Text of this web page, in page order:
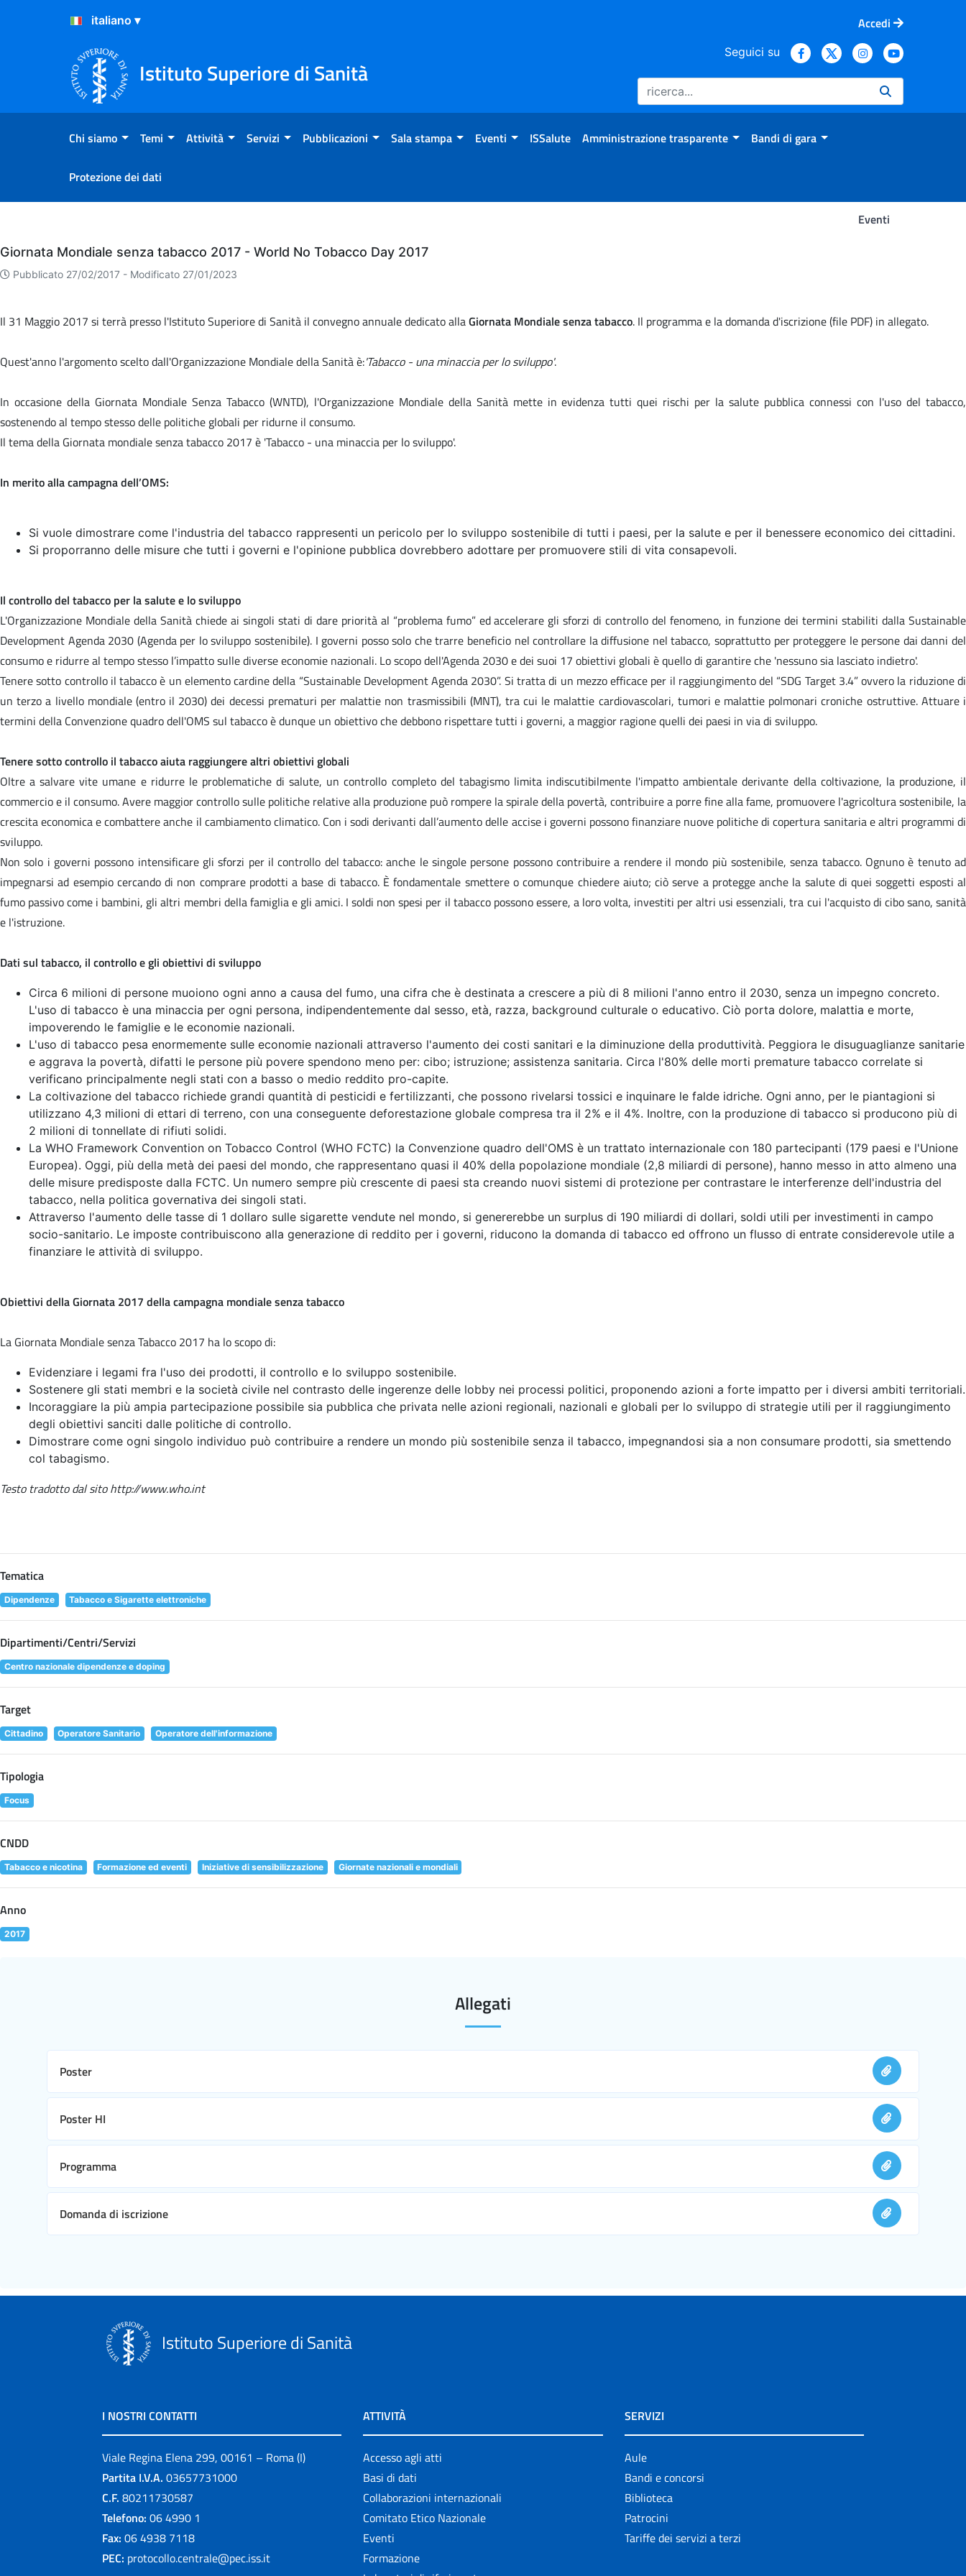
Salta al Contenuto
Salta al Footer
Accedi
Istituto Superiore di Sanità
Seguici su
Chi siamo Temi Attività Servizi Pubblicazioni Sala stampa Eventi ISSalute Amministrazione trasparente Bandi di gara
Protezione dei dati
Eventi
Eventi
Giornata Mondiale senza tabacco 2017 - World No Tobacco Day 2017
Pubblicato 27/02/2017 - Modificato 27/01/2023
Il 31 Maggio 2017 si terrà presso l'Istituto Superiore di Sanità il convegno annuale dedicato allaGiornata Mondiale senza tabacco. Il programma e la domanda d'iscrizione (file PDF) in allegato.
Quest'anno l'argomento scelto dall'Organizzazione Mondiale della Sanità è:'Tabacco - una minaccia per lo sviluppo'.
In occasione della Giornata Mondiale Senza Tabacco (WNTD), l'Organizzazione Mondiale della Sanità mette in evidenza tutti quei rischi per la salute pubblica connessi con l'uso del tabacco,
sostenendo al tempo stesso delle politiche globali per ridurne il consumo.
Il tema della Giornata mondiale senza tabacco 2017 è 'Tabacco - una minaccia per lo sviluppo'.
In merito alla campagna dell’OMS:
Si vuole dimostrare come l'industria del tabacco rappresenti un pericolo per lo sviluppo sostenibile di tutti i paesi, per la salute e per il benessere economico dei cittadini.
Si proporranno delle misure che tutti i governi e l'opinione pubblica dovrebbero adottare per promuovere stili di vita consapevoli.
Il controllo del tabacco per la salute e lo sviluppo
L'Organizzazione Mondiale della Sanità chiede ai singoli stati di dare priorità al “problema fumo” ed accelerare gli sforzi di controllo del fenomeno, in funzione dei termini stabiliti dalla Sustainable
Development Agenda 2030 (Agenda per lo sviluppo sostenibile). I governi posso solo che trarre beneficio nel controllare la diffusione nel tabacco, soprattutto per proteggere le persone dai danni del
consumo e ridurre al tempo stesso l’impatto sulle diverse economie nazionali. Lo scopo dell'Agenda 2030 e dei suoi 17 obiettivi globali è quello di garantire che 'nessuno sia lasciato indietro'.
Tenere sotto controllo il tabacco è un elemento cardine della “Sustainable Development Agenda 2030”. Si tratta di un mezzo efficace per il raggiungimento del “SDG Target 3.4” ovvero la riduzione di
un terzo a livello mondiale (entro il 2030) dei decessi prematuri per malattie non trasmissibili (MNT), tra cui le malattie cardiovascolari, tumori e malattie polmonari croniche ostruttive. Attuare i
termini della Convenzione quadro dell'OMS sul tabacco è dunque un obiettivo che debbono rispettare tutti i governi, a maggior ragione quelli dei paesi in via di sviluppo.
Tenere sotto controllo il tabacco aiuta raggiungere altri obiettivi globali
Oltre a salvare vite umane e ridurre le problematiche di salute, un controllo completo del tabagismo limita indiscutibilmente l'impatto ambientale derivante della coltivazione, la produzione, il
commercio e il consumo. Avere maggior controllo sulle politiche relative alla produzione può rompere la spirale della povertà, contribuire a porre fine alla fame, promuovere l'agricoltura sostenibile, la
crescita economica e combattere anche il cambiamento climatico. Con i sodi derivanti dall’aumento delle accise i governi possono finanziare nuove politiche di copertura sanitaria e altri programmi di
sviluppo.
Non solo i governi possono intensificare gli sforzi per il controllo del tabacco: anche le singole persone possono contribuire a rendere il mondo più sostenibile, senza tabacco. Ognuno è tenuto ad
impegnarsi ad esempio cercando di non comprare prodotti a base di tabacco. È fondamentale smettere o comunque chiedere aiuto; ciò serve a protegge anche la salute di quei soggetti esposti al
fumo passivo come i bambini, gli altri membri della famiglia e gli amici. I soldi non spesi per il tabacco possono essere, a loro volta, investiti per altri usi essenziali, tra cui l'acquisto di cibo sano, sanità
e l'istruzione.
Dati sul tabacco, il controllo e gli obiettivi di sviluppo
Circa 6 milioni di persone muoiono ogni anno a causa del fumo, una cifra che è destinata a crescere a più di 8 milioni l'anno entro il 2030, senza un impegno concreto.
L'uso di tabacco è una minaccia per ogni persona, indipendentemente dal sesso, età, razza, background culturale o educativo. Ciò porta dolore, malattia e morte,
impoverendo le famiglie e le economie nazionali.
L'uso di tabacco pesa enormemente sulle economie nazionali attraverso l'aumento dei costi sanitari e la diminuzione della produttività. Peggiora le disuguaglianze sanitarie
e aggrava la povertà, difatti le persone più povere spendono meno per: cibo; istruzione; assistenza sanitaria. Circa l'80% delle morti premature tabacco correlate si
verificano principalmente negli stati con a basso o medio reddito pro-capite.
La coltivazione del tabacco richiede grandi quantità di pesticidi e fertilizzanti, che possono rivelarsi tossici e inquinare le falde idriche. Ogni anno, per le piantagioni si
utilizzano 4,3 milioni di ettari di terreno, con una conseguente deforestazione globale compresa tra il 2% e il 4%. Inoltre, con la produzione di tabacco si producono più di
2 milioni di tonnellate di rifiuti solidi.
La WHO Framework Convention on Tobacco Control (WHO FCTC) la Convenzione quadro dell'OMS è un trattato internazionale con 180 partecipanti (179 paesi e l'Unione
Europea). Oggi, più della metà dei paesi del mondo, che rappresentano quasi il 40% della popolazione mondiale (2,8 miliardi di persone), hanno messo in atto almeno una
delle misure predisposte dalla FCTC. Un numero sempre più crescente di paesi sta creando nuovi sistemi di protezione per contrastare le interferenze dell'industria del
tabacco, nella politica governativa dei singoli stati.
Attraverso l'aumento delle tasse di 1 dollaro sulle sigarette vendute nel mondo, si genererebbe un surplus di 190 miliardi di dollari, soldi utili per investimenti in campo
socio-sanitario. Le imposte contribuiscono alla generazione di reddito per i governi, riducono la domanda di tabacco ed offrono un flusso di entrate considerevole utile a
finanziare le attività di sviluppo.
Obiettivi della Giornata 2017 della campagna mondiale senza tabacco
La Giornata Mondiale senza Tabacco 2017 ha lo scopo di:
Evidenziare i legami fra l'uso dei prodotti, il controllo e lo sviluppo sostenibile.
Sostenere gli stati membri e la società civile nel contrasto delle ingerenze delle lobby nei processi politici, proponendo azioni a forte impatto per i diversi ambiti territoriali.
Incoraggiare la più ampia partecipazione possibile sia pubblica che privata nelle azioni regionali, nazionali e globali per lo sviluppo di strategie utili per il raggiungimento
degli obiettivi sanciti dalle politiche di controllo.
Dimostrare come ogni singolo individuo può contribuire a rendere un mondo più sostenibile senza il tabacco, impegnandosi sia a non consumare prodotti, sia smettendo
col tabagismo.
Testo tradotto dal sito http://www.who.int
Tematica
Dipendenze Tabacco e Sigarette elettroniche
Dipartimenti/Centri/Servizi
Centro nazionale dipendenze e doping
Target
Cittadino Operatore Sanitario Operatore dell'informazione
Tipologia
Focus
CNDD
Tabacco e nicotina Formazione ed eventi Iniziative di sensibilizzazione Giornate nazionali e mondiali
Anno
2017
Allegati
Poster
Poster HI
Programma
Domanda di iscrizione
Istituto Superiore di Sanità
I NOSTRI CONTATTI
Viale Regina Elena 299, 00161 – Roma (I)
Partita I.V.A. 03657731000
C.F. 80211730587
Telefono: 06 4990 1
Fax: 06 4938 7118
PEC: protocollo.centrale@pec.iss.it
ATTIVITÀ
Accesso agli atti
Basi di dati
Collaborazioni internazionali
Comitato Etico Nazionale
Eventi
Formazione
SERVIZI
Aule
Bandi e concorsi
Biblioteca
Patrocini
Tariffe dei servizi a terzi